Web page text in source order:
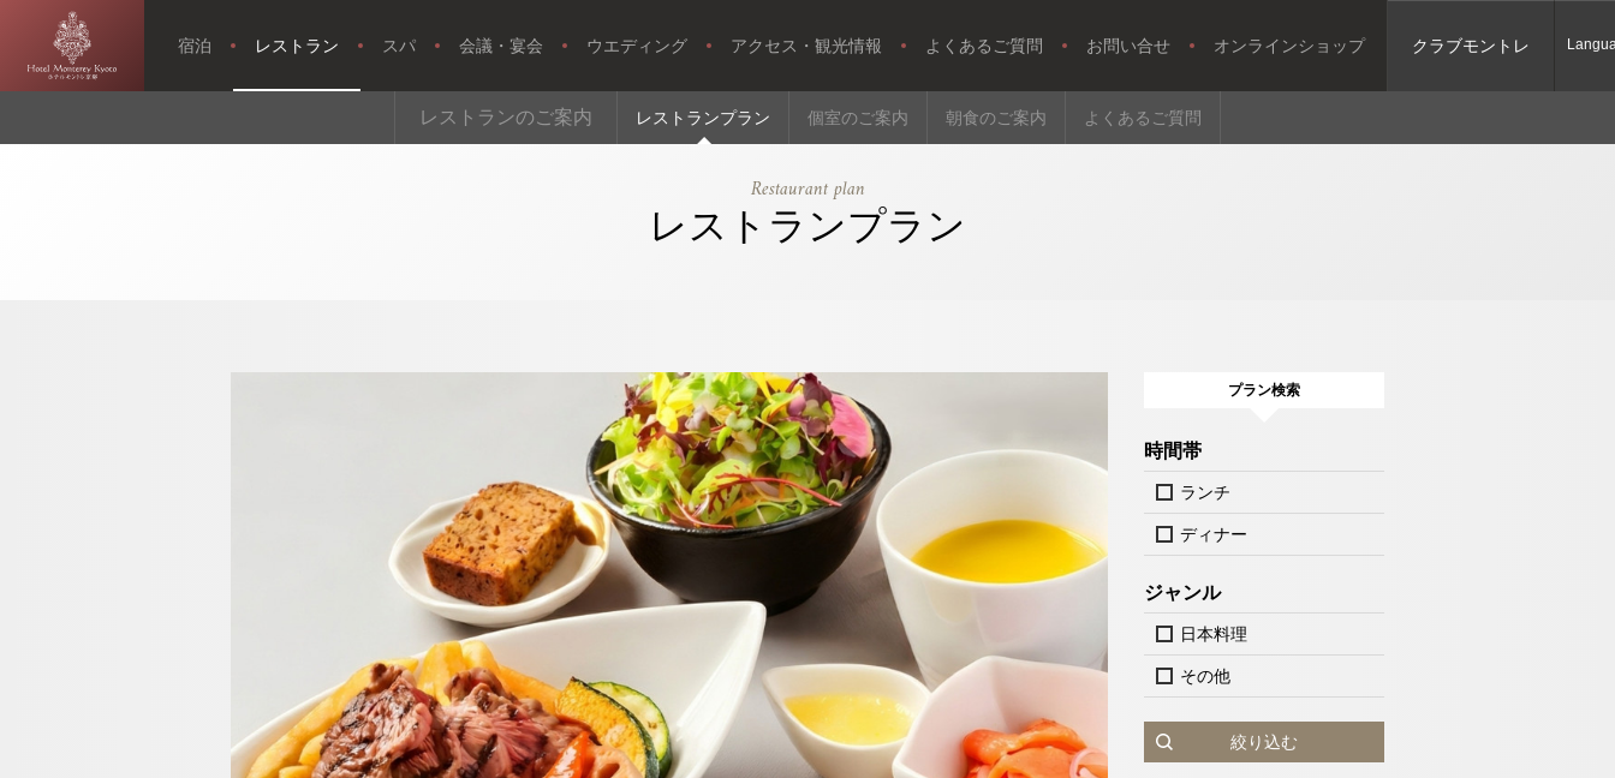
ンチタイム限
宿泊 レストラン スパ 会議・宴会 ウエディング アクセス・観光情報 よくあるご質問 お問い合せ オンラインショップ クラブモントレ
レストランのご案内 レストランプラン 個室のご案内 朝食のご案内 よくあるご質問
Restaurant plan
レストランプラン
プラン検索
時間帯
ランチ
ディナー
ジャンル
日本料理
その他
絞り込む
トリ
ップ
アド
バイ
ザー
ユー
チュ
ーブ
イン
スタ
グラ
ム
ファ
イス
ブッ
ク